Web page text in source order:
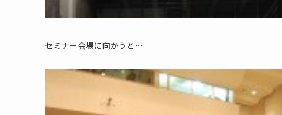
セミナー会場に向かうと…